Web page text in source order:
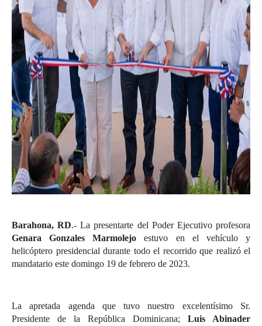
Barahona, RD.- La presentarte del Poder Ejecutivo profesora
Genara Gonzales Marmolejo estuvo en el vehículo y
helicóptero presidencial durante todo el recorrido que realizó el
mandatario este domingo 19 de febrero de 2023.
La apretada agenda que tuvo nuestro excelentísimo Sr.
Presidente de la República Dominicana; Luis Abinader